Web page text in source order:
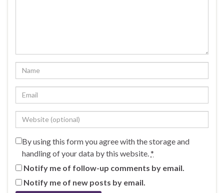
By using this form you agree with the storage and
handling of your data by this website.*
Notify me of follow-up comments by email.
Notify me of new posts by email.